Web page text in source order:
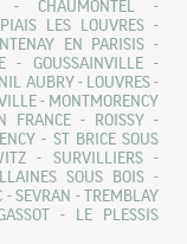
- CHAUMONTEL -
LES LOUVRES -
EN PARISIS -
- GOUSSAINVILLE -
AUBRY - LOUVRES -
- MONTMORENCY
FRANCE - ROISSY -
- ST BRICE SOUS
- SURVILLIERS -
SOUS BOIS -
SEVRAN - TREMBLAY
- LE PLESSIS